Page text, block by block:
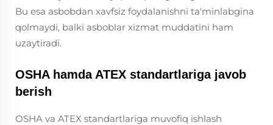
Bu esa asbobdan xavfsiz foydalanishni ta'minlabgina
qolmaydi, balki asboblar xizmat muddatini ham
uzaytiradi.
OSHA hamda ATEX standartlariga javob
berish
OSHA va ATEX standartlariga muvofiq ishlash